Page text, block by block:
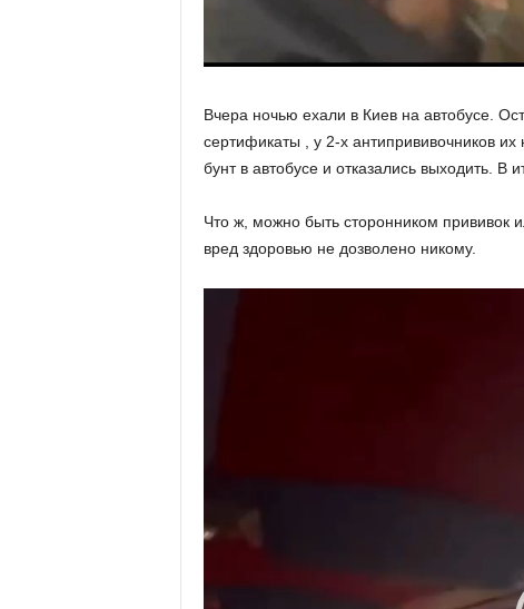
Вчера ночью ехали в Киев на автобусе.
сертификаты , у 2-х антипрививочников
бунт в автобусе и отказались выходить. В
Что ж, можно быть сторонником прививок
вред здоровью не дозволено никому.